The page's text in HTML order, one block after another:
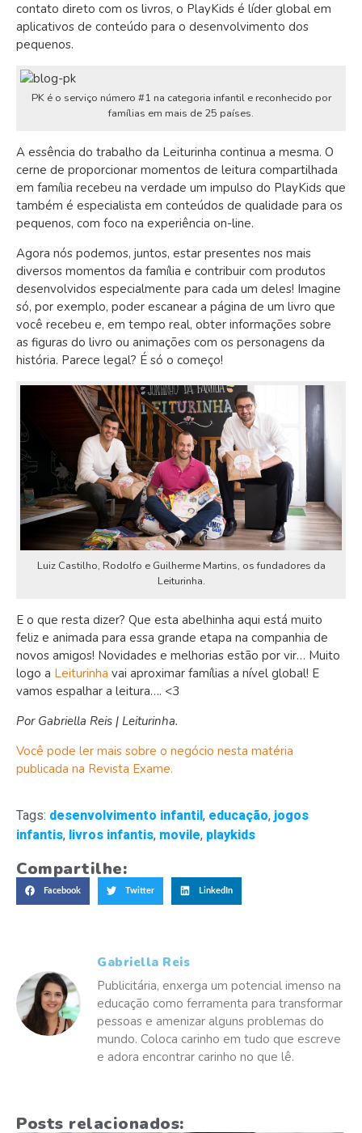
contato direto com os livros, o PlayKids é líder global em
aplicativos de conteúdo para o desenvolvimento dos
pequenos.
PK é o serviço número #1 na categoria infantil e reconhecido por
famílias em mais de 25 países.
A essência do trabalho da Leiturinha continua a mesma. O
cerne de proporcionar momentos de leitura compartilhada
em família recebeu na verdade um impulso do PlayKids que
também é especialista em conteúdos de qualidade para os
pequenos, com foco na experiência on-line.
Agora nós podemos, juntos, estar presentes nos mais
diversos momentos da família e contribuir com produtos
desenvolvidos especialmente para cada um deles! Imagine
só, por exemplo, poder escanear a página de um livro que
você recebeu e, em tempo real, obter informações sobre
as figuras do livro ou animações com os personagens da
história. Parece legal? É só o começo!
Luiz Castilho, Rodolfo e Guilherme Martins, os fundadores da
Leiturinha.
E o que resta dizer? Que esta abelhinha aqui está muito
feliz e animada para essa grande etapa na companhia de
novos amigos! Novidades e melhorias estão por vir… Muito
logo a Leiturinha vai aproximar famílias a nível global! E
vamos espalhar a leitura…. <3
Por Gabriella Reis | Leiturinha.
Você pode ler mais sobre o negócio nesta matéria
publicada na Revista Exame.
Tags: desenvolvimento infantil, educação, jogos
infantis, livros infantis, movile, playkids
Compartilhe:
Facebook Twitter LinkedIn
Gabriella Reis
Publicitária, enxerga um potencial imenso na
educação como ferramenta para transformar
pessoas e amenizar alguns problemas do
mundo. Coloca carinho em tudo que escreve
e adora encontrar carinho no que lê.
Posts relacionados: